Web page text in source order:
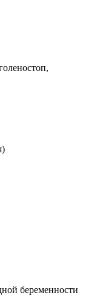
беременности